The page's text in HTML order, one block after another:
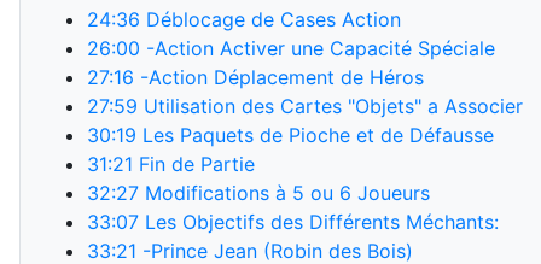
24:36 Déblocage de Cases Action
26:00 -Action Activer une Capacité Spéciale
27:16 -Action Déplacement de Héros
27:59 Utilisation des Cartes "Objets" a Associer
30:19 Les Paquets de Pioche et de Défausse
31:21 Fin de Partie
32:27 Modifications à 5 ou 6 Joueurs
33:07 Les Objectifs des Différents Méchants:
33:21 -Prince Jean (Robin des Bois)